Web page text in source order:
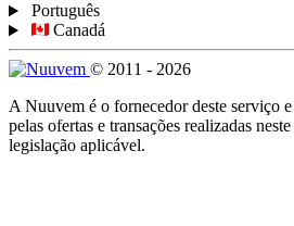
Português
Canadá
© 2011 - 2026
A Nuuvem é o fornecedor deste serviço
pelas ofertas e transações realizadas
legislação aplicável.